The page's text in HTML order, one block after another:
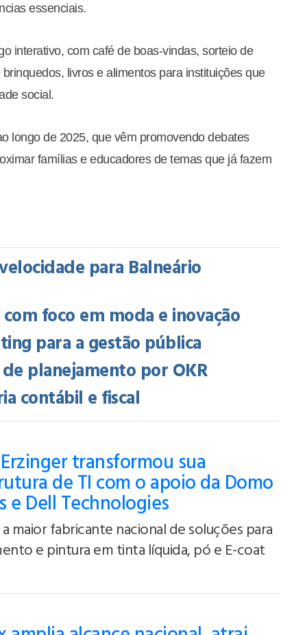
essenciais.
interativo, com café de boas-vindas, sorteio de
livros e alimentos para instituições que
social.
longo de 2025, que vêm promovendo debates
famílias e educadores de temas que já fazem
para Balneário
foco em moda e inovação
para a gestão pública
planejamento por OKR
contábil e fiscal
transformou sua
de TI com o apoio da Domo
e Dell Technologies
maior fabricante nacional de soluções para
e pintura em tinta líquida, pó e E-coat
Como A Erzinger Transformou Sua
Infraestrutura De TI Com O Apoio
Domo Soluções E Dell Technologies